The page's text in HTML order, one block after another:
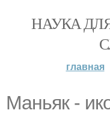
НАУКА
главная
Маньяк -